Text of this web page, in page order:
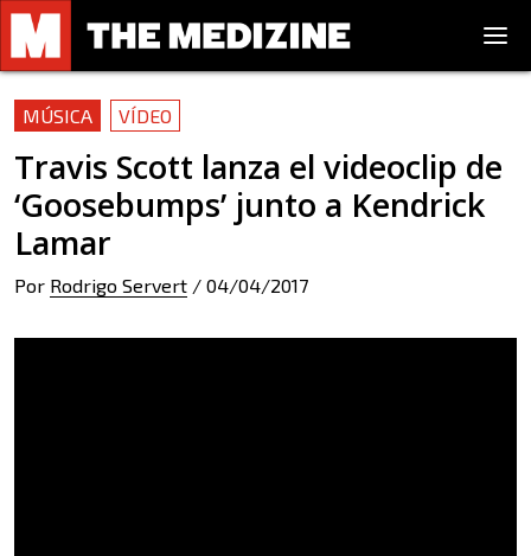
MÚSICA VÍDEO
Travis Scott lanza el videoclip de
‘Goosebumps’ junto a Kendrick
Lamar
Por Rodrigo Servert / 04/04/2017